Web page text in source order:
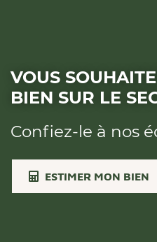
VOUS
BIEN SUR LE
Confiez-le à nos
ESTIMER MON BIEN